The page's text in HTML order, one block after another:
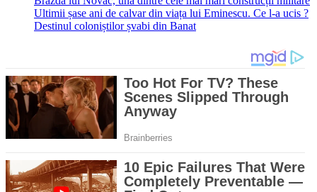
Ultimii șase ani de calvar din viața lui Eminescu. Ce l-a ucis ?
Destinul coloniștilor șvabi din Banat